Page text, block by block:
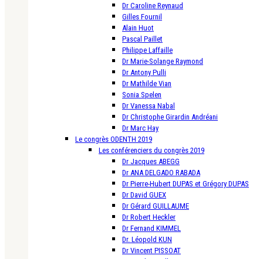
Dr Caroline Reynaud
Gilles Fournil
Alain Huot
Pascal Paillet
Philippe Laffaille
Dr Marie-Solange Raymond
Dr Antony Pulli
Dr Mathilde Vian
Sonia Spelen
Dr Vanessa Nabal
Dr Christophe Girardin Andréani
Dr Marc Hay
Le congrès ODENTH 2019
Les conférenciers du congrès 2019
Dr Jacques ABEGG
Dr ANA DELGADO RABADA
Dr Pierre-Hubert DUPAS et Grégory DUPAS
Dr David GUEX
Dr Gérard GUILLAUME
Dr Robert Heckler
Dr Fernand KIMMEL
Dr. Léopold KUN
Dr Vincent PISSOAT